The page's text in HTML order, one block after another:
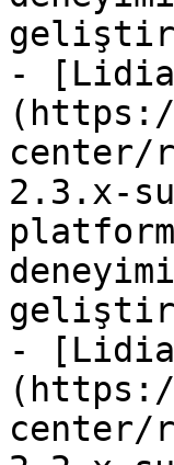
- [Lidia
center/
2.3.x-
- [Lidia
center/